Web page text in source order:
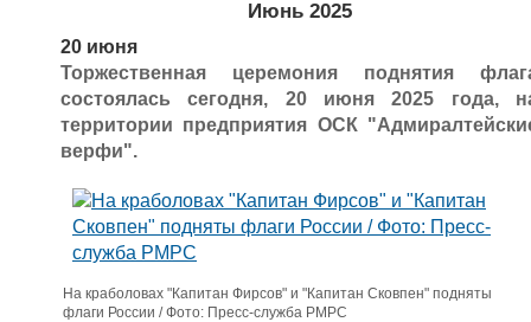
Июнь 2025
20 июня
Торжественная церемония поднятия
состоялась сегодня, 20 июня 2025 года,
территории предприятия ОСК
верфи".
На краболовах "Капитан Фирсов" и "Капитан Сковпен" подняты
флаги России / Фото: Пресс-служба РМРС